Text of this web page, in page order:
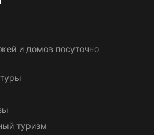
и домов посуточно
туризм